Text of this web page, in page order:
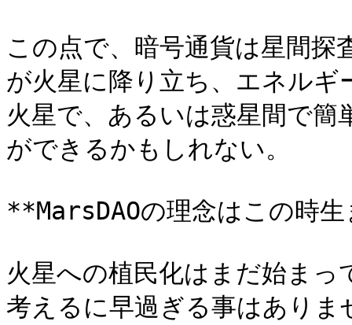
この点で、暗号通貨は星間探
が火星に降り立ち、エネルギ
火星で、あるいは惑星間で
ができるかもしれない。
**MarsDAOの理念はこの時
火星への植民化はまだ始ま
考えるに早過ぎる事はあり